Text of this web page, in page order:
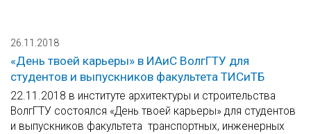
26.11.2018
«День твоей карьеры» в ИАиС ВолгГТУ для
студентов и выпускников факультета ТИСиТБ
22.11.2018 в институте архитектуры и строительства
ВолгГТУ состоялся «День твоей карьеры» для студентов
и выпускников факультета транспортных, инженерных